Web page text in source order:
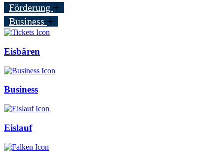
Förderung
Business
Eisbären
Business
Eislauf